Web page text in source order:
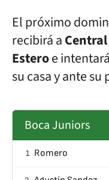
El próximo
recibirá a
Esteroe
su casa y ante su
Boca Juniors
1 Romero